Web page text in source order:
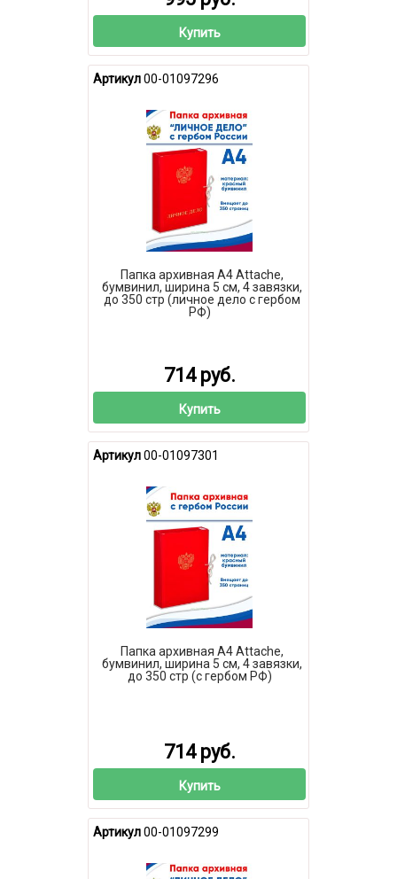
Купить
Артикул00-01097296
Папка архивная А4 Attache,
бумвинил, ширина 5 см, 4 завязки,
до 350 стр (личное дело с гербом
РФ)
714 руб.
Купить
Артикул00-01097301
Папка архивная А4 Attache,
бумвинил, ширина 5 см, 4 завязки,
до 350 стр (с гербом РФ)
714 руб.
Купить
Артикул00-01097299